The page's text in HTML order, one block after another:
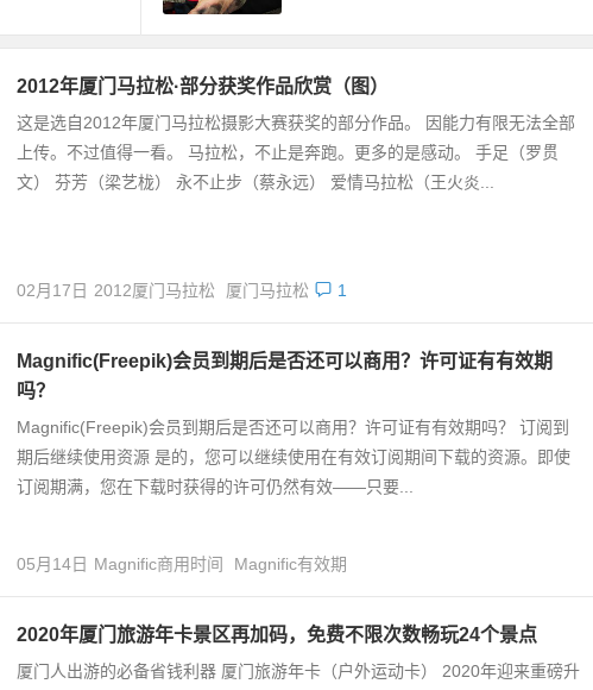
2012年厦门马拉松·部分获奖作品欣赏（图）
这是选自2012年厦门马拉松摄影大赛获奖的部分作品。 因能力有限无法全部
上传。不过值得一看。 马拉松，不止是奔跑。更多的是感动。 手足（罗贯
文） 芬芳（梁艺栊） 永不止步（蔡永远） 爱情马拉松（王火炎...
02月17日 2012厦门马拉松 厦门马拉松 1
Magnific(Freepik)会员到期后是否还可以商用？许可证有有效期
吗？
Magnific(Freepik)会员到期后是否还可以商用？许可证有有效期吗？ 订阅到
期后继续使用资源 是的，您可以继续使用在有效订阅期间下载的资源。即使
订阅期满，您在下载时获得的许可仍然有效——只要...
05月14日 Magnific商用时间 Magnific有效期
2020年厦门旅游年卡景区再加码，免费不限次数畅玩24个景点
厦门人出游的必备省钱利器 厦门旅游年卡（户外运动卡） 2020年迎来重磅升